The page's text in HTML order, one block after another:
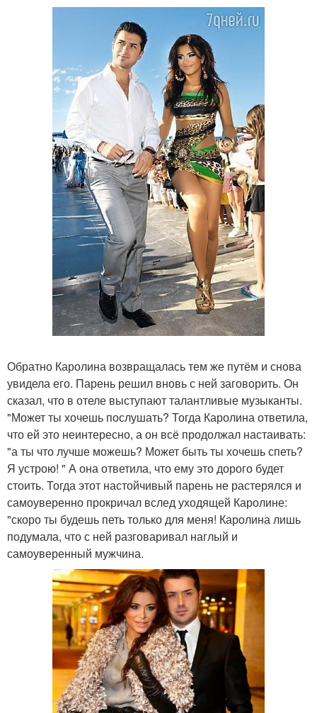
Обратно Каролина возвращалась тем же путём и снова
увидела его. Парень решил вновь с ней заговорить. Он
сказал, что в отеле выступают талантливые музыканты.
"Может ты хочешь послушать? Тогда Каролина ответила,
что ей это неинтересно, а он всё продолжал настаивать:
"а ты что лучше можешь? Может быть ты хочешь спеть?
Я устрою! " А она ответила, что ему это дорого будет
стоить. Тогда этот настойчивый парень не растерялся и
самоуверенно прокричал вслед уходящей Каролине:
"скоро ты будешь петь только для меня! Каролина лишь
подумала, что с ней разговаривал наглый и
самоуверенный мужчина.